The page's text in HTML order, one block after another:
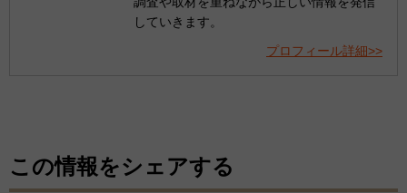
していきます。
プロフィール詳細>>
この情報をシェアする